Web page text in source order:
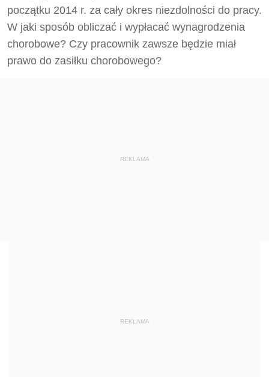
początku 2014 r. za cały okres niezdolności do pracy.
W jaki sposób obliczać i wypłacać wynagrodzenia
chorobowe? Czy pracownik zawsze będzie miał
prawo do zasiłku chorobowego?
REKLAMA
REKLAMA